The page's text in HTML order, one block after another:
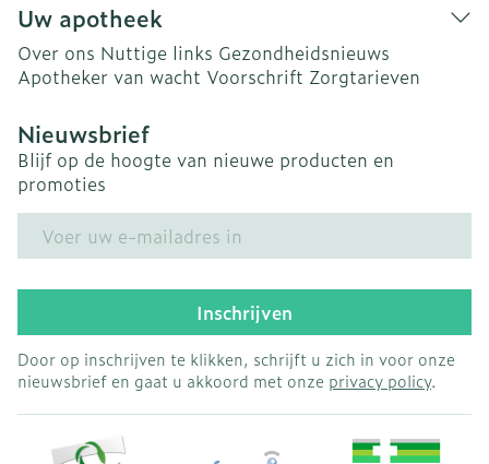
Uw apotheek
Over ons Nuttige links Gezondheidsnieuws
Apotheker van wacht Voorschrift Zorgtarieven
Nieuwsbrief
Blijf op de hoogte van nieuwe producten en
promoties
Inschrijven
Door op inschrijven te klikken, schrijft u zich in voor onze
nieuwsbrief en gaat u akkoord met onze privacy policy.